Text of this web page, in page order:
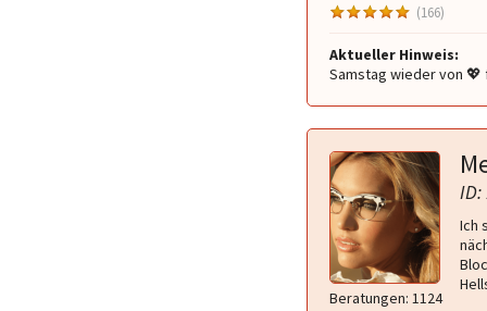
(166)
Aktueller Hinweis:
Samstag wieder von 💖
Beratungen: 1124
ID:
Ich